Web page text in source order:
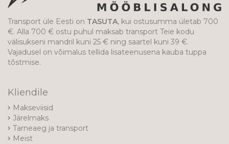
Transport üle Eesti on TASUTA, kui ostusumma ületab 700
€. Alla 700 € ostu puhul maksab transport Teie kodu
välisukseni mandril kuni 25 € ning saartel kuni 39 €.
Vajadusel on võimalus tellida lisateenusena kauba tuppa
tõstmise.
Kliendile
Makseviisid
Järelmaks
Tarneaeg ja transport
Meist